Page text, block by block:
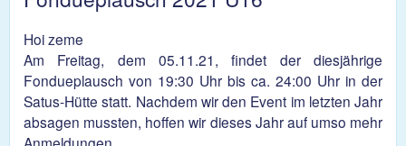
Hoi zeme
Am Freitag, dem 05.11.21, findet der diesjährige
Fondueplausch von 19:30 Uhr bis ca. 24:00 Uhr in der
Satus-Hütte statt. Nachdem wir den Event im letzten Jahr
absagen mussten, hoffen wir dieses Jahr auf umso mehr
Anmeldungen.